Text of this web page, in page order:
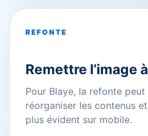
REFONTE
Remettre l’image
Pour Blaye, la refonte peut
réorganiser les contenus
plus évident sur mobile.